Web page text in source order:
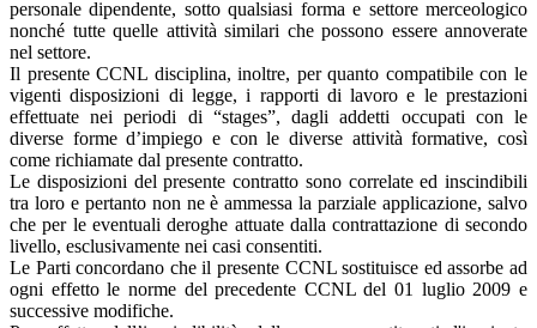
personale dipendente, sotto qualsiasi forma e settore merceologico
nonché tutte quelle attività similari che possono essere annoverate
nel settore.
Il presente CCNL disciplina, inoltre, per quanto compatibile con le
vigenti disposizioni di legge, i rapporti di lavoro e le prestazioni
effettuate nei periodi di “stages”, dagli addetti occupati con le
diverse forme d’impiego e con le diverse attività formative, così
come richiamate dal presente contratto.
Le disposizioni del presente contratto sono correlate ed inscindibili
tra loro e pertanto non ne è ammessa la parziale applicazione, salvo
che per le eventuali deroghe attuate dalla contrattazione di secondo
livello, esclusivamente nei casi consentiti.
Le Parti concordano che il presente CCNL sostituisce ed assorbe ad
ogni effetto le norme del precedente CCNL del 01 luglio 2009 e
successive modifiche.